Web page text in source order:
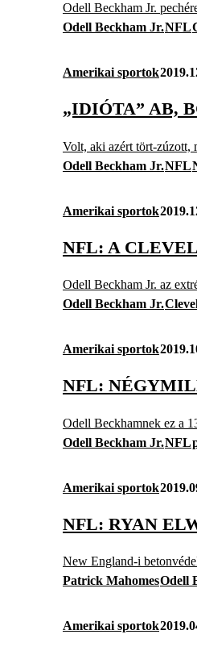
Odell Beckham Jr.
Odell Beckham Jr.NFL
Amerikai sportok
„IDIÓTA” AB,
Volt, aki azért tört-zúzott,
Odell Beckham Jr.NFL
Amerikai sportok
NFL: A
Odell Beckham Jr. az
Odell Beckham Jr.
Amerikai sportok
NFL:
Odell Beckhamnek ez a
Odell Beckham Jr.NFL
Amerikai sportok
NFL: RYAN
New England-i
Patrick MahomesOdell
Amerikai sportok